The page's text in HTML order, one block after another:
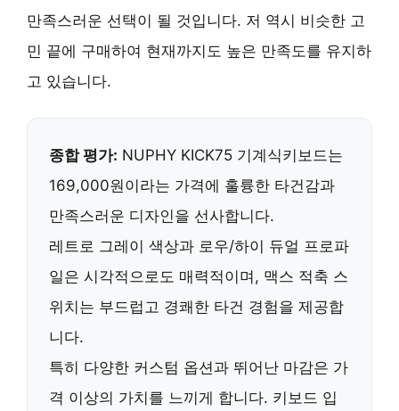
만족스러운 선택이 될 것입니다. 저 역시 비슷한 고
민 끝에 구매하여 현재까지도 높은 만족도를 유지하
고 있습니다.
종합 평가: NUPHY KICK75 기계식키보드는
169,000원이라는 가격에 훌륭한 타건감과
만족스러운 디자인을 선사합니다.
레트로 그레이 색상과 로우/하이 듀얼 프로파
일은 시각적으로도 매력적이며, 맥스 적축 스
위치는 부드럽고 경쾌한 타건 경험을 제공합
니다.
특히 다양한 커스텀 옵션과 뛰어난 마감은 가
격 이상의 가치를 느끼게 합니다. 키보드 입